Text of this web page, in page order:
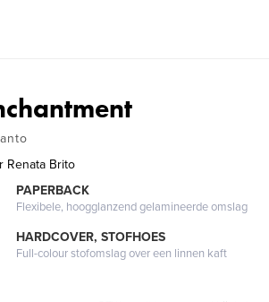
Renata Brito
PAPERBACK
Flexibele, hoogglanzend gelamineerde omslag
HARDCOVER, STOFHOES
Full-colour stofomslag over een linnen kaft